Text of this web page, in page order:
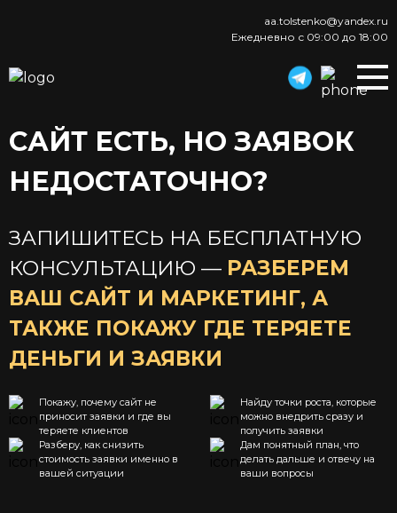
aa.tolstenko@yandex.ru
Ежедневно с 09:00 до 18:00
САЙТ ЕСТЬ, НО ЗАЯВОК
НЕДОСТАТОЧНО?
ЗАПИШИТЕСЬ НА БЕСПЛАТНУЮ
КОНСУЛЬТАЦИЮ — РАЗБЕРЕМ
ВАШ САЙТ И МАРКЕТИНГ, А
ТАКЖЕ ПОКАЖУ ГДЕ ТЕРЯЕТЕ
ДЕНЬГИ И ЗАЯВКИ
Покажу, почему сайт не
приносит заявки и где вы
теряете клиентов
Найду точки роста, которые
можно внедрить сразу и
получить заявки
Разберу, как снизить
стоимость заявки именно в
вашей ситуации
Дам понятный план, что
делать дальше и отвечу на
ваши вопросы